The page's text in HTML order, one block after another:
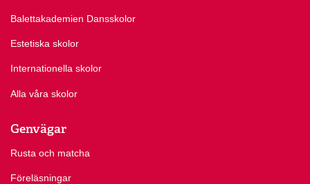
Balettakademien Dansskolor
Estetiska skolor
Internationella skolor
Alla våra skolor
Genvägar
Rusta och matcha
Föreläsningar